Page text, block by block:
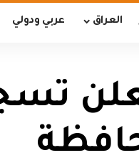
العراق عربي ودولي